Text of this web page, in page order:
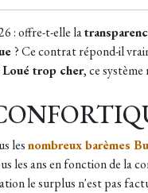
: offre-t-elle la
? Ce contrat répond-il
Loué trop cher, ce système
lesnombreux barèmes
les ans en fonction de la
le surplus n'est pas